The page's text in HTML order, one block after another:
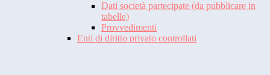
Dati società partecipate (da pubblicare in
tabelle)
Provvedimenti
Enti di diritto privato controllati